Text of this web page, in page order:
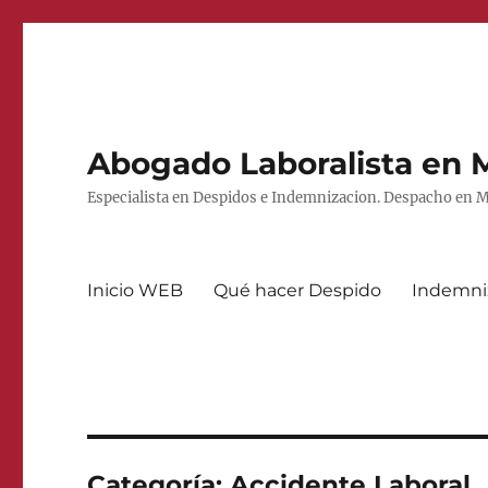
Abogado Laboralista en
Especialista en Despidos e Indemnizacion. Despacho en
Inicio WEB Qué hacer Despido